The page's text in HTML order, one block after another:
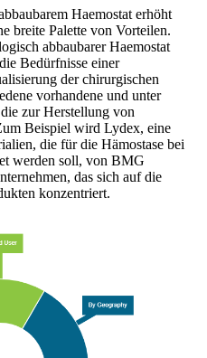
Haemostat erhöht
breite Palette von Vorteilen.
abbaubarer Haemostat
Bedürfnisse einer
der chirurgischen
vorhandene und unter
zur Herstellung von
Beispiel wird Lydex, eine
die für die Hämostase bei
werden soll, von BMG
das sich auf die
konzentriert.